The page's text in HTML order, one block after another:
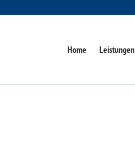
Home Leistungen